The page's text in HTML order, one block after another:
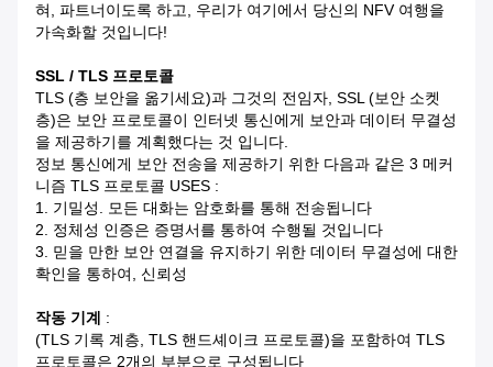
혀, 파트너이도록 하고, 우리가 여기에서 당신의 NFV 여행을
가속화할 것입니다!
SSL / TLS 프로토콜
TLS (층 보안을 옮기세요)과 그것의 전임자, SSL (보안 소켓
층)은 보안 프로토콜이 인터넷 통신에게 보안과 데이터 무결성
을 제공하기를 계획했다는 것 입니다.
정보 통신에게 보안 전송을 제공하기 위한 다음과 같은 3 메커
니즘 TLS 프로토콜 USES :
1. 기밀성. 모든 대화는 암호화를 통해 전송됩니다
2. 정체성 인증은 증명서를 통하여 수행될 것입니다
3. 믿을 만한 보안 연결을 유지하기 위한 데이터 무결성에 대한
확인을 통하여, 신뢰성
작동 기계 :
(TLS 기록 계층, TLS 핸드셰이크 프로토콜)을 포함하여 TLS
프로토콜은 2개의 부분으로 구성됩니다